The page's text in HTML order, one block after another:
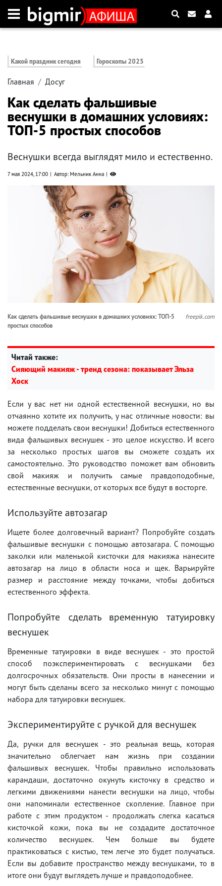
Какой праздник сегодня Гороскопы 2025
Главная Досуг
Как сделать фальшивые
веснушки в домашних условиях:
ТОП-5 простых способов
Веснушки всегда выглядят мило и естественно.
7 мая 2024, 17:00 Автор: Мельник Анна
Как сделать фальшивые веснушки в домашних условиях: ТОП-5
простых способов
freepik.com
Читай также:
Сияющий макияж - тренд сезона: показывает Эльза
Хоск
Если у вас нет ни одной естественной веснушки, но вы
отчаянно хотите их получить, у нас отличные новости: вы
можете подделать свои веснушки! Добиться естественного
вида фальшивых веснушек - это целое искусство. И всего
за несколько простых шагов вы сможете создать их
самостоятельно. Это руководство поможет вам обновить
свой макияж и получить самые правдоподобные,
естественные веснушки, от которых все будут в восторге.
Используйте автозагар
Ищете более долговечный вариант? Попробуйте создать
фальшивые веснушки с помощью автозагара. С помощью
заколки или маленькой кисточки для макияжа нанесите
автозагар на лицо в области носа и щек. Варьируйте
размер и расстояние между точками, чтобы добиться
естественного эффекта.
Попробуйте сделать временную татуировку
веснушек
Временные татуировки в виде веснушек - это простой
способ поэкспериментировать с веснушками без
долгосрочных обязательств. Они просты в нанесении и
могут быть сделаны всего за несколько минут с помощью
набора для татуировки веснушек.
Экспериментируйте с ручкой для веснушек
Да, ручки для веснушек - это реальная вещь, которая
значительно облегчает нам жизнь при создании
фальшивых веснушек. Чтобы правильно использовать
карандаши, достаточно окунуть кисточку в средство и
легкими движениями нанести веснушки на лицо, чтобы
они напоминали естественное скопление. Главное при
работе с этим продуктом - продолжать слегка касаться
кисточкой кожи, пока вы не создадите достаточное
количество веснушек. Чем больше вы будете
практиковаться с кистью, тем легче это будет получаться.
Если вы добавите пространство между веснушками, то в
итоге они будут выглядеть лучше и правдоподобнее.